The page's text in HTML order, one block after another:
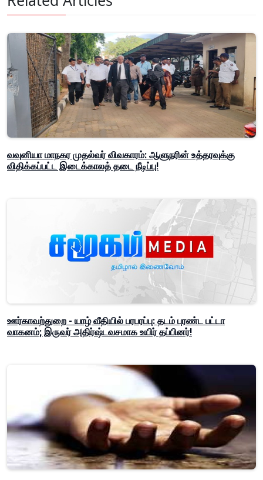
வவுனியா மாநகர முதல்வர் விவகாரம்: ஆளுநரின் உத்தரவுக்கு
விதிக்கப்பட்ட இடைக்காலத் தடை நீடிப்பு!
ஊர்காவற்துறை - யாழ் வீதியில் பரபரப்பு: தடம் புரண்ட பட்டா
வாகனம்; இருவர் அதிர்ஷ்டவசமாக உயிர் தப்பினர்!